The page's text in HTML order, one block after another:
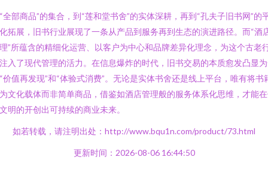
全部商品”的集合，到“莲和堂书舍”的实体深耕，再到“孔夫子旧书网”的
拓展，旧书行业展现了一条从产品到服务再到生态的演进路径。而“酒
”所蕴含的精细化运营、以客户为中心和品牌差异化理念，为这个古老
入了现代管理的活力。在信息爆炸的时代，旧书交易的本质愈发凸显
价值再发现”和“体验式消费”。无论是实体书舍还是线上平台，唯有将书
文化载体而非简单商品，借鉴如酒店管理般的服务体系化思维，才能
明的开创出可持续的商业未来。
如若转载，请注明出处：http://www.bqu1n.com/product/73.html
更新时间：2026-08-06 16:44:50